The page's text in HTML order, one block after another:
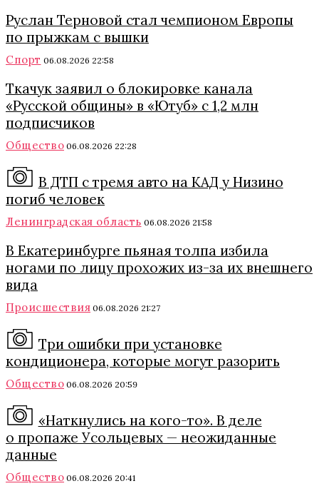
Руслан Терновой стал чемпионом Европы
по прыжкам с вышки
Спорт 06.08.2026 22:58
Ткачук заявил о блокировке канала
«Русской общины» в «Ютуб» с 1,2 млн
подписчиков
Общество 06.08.2026 22:28
В ДТП с тремя авто на КАД у Низино
погиб человек
Ленинградская область 06.08.2026 21:58
В Екатеринбурге пьяная толпа избила
ногами по лицу прохожих из-за их внешнего
вида
Происшествия 06.08.2026 21:27
Три ошибки при установке
кондиционера, которые могут разорить
Общество 06.08.2026 20:59
«Наткнулись на кого-то». В деле
о пропаже Усольцевых — неожиданные
данные
Общество 06.08.2026 20:41